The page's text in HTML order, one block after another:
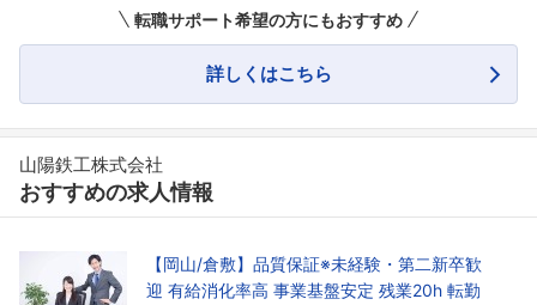
転職サポート希望の方にもおすすめ
詳しくはこちら
山陽鉄工株式会社
おすすめの求人情報
【岡山/倉敷】品質保証※未経験・第二新卒歓
迎 有給消化率高 事業基盤安定 残業20h 転勤